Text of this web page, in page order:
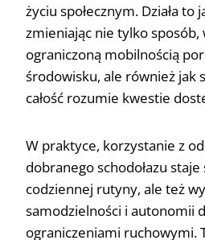
życiu społecznym. Działa to
zmieniając nie tylko sposób,
ograniczoną mobilnością
środowisku, ale również jak
całość rozumie kwestie
W praktyce, korzystanie z
dobranego schodołazu
codziennej rutyny, ale też
samodzielności i autonomii
ograniczeniami ruchowymi.